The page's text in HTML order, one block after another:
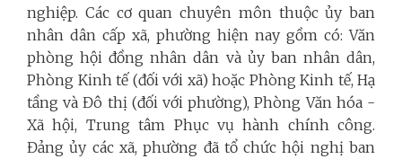
nghiệp. Các cơ quan chuyên môn thuộc ủy ban
nhân dân cấp xã, phường hiện nay gồm có: Văn
phòng hội đồng nhân dân và ủy ban nhân dân,
Phòng Kinh tế (đối với xã) hoặc Phòng Kinh tế, Hạ
tầng và Đô thị (đối với phường), Phòng Văn hóa -
Xã hội, Trung tâm Phục vụ hành chính công.
Đảng ủy các xã, phường đã tổ chức hội nghị ban